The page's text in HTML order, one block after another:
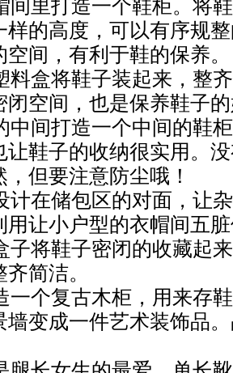
间里打造一个鞋柜。将
样的高度，可以有序规
间，有利于鞋的保养。
料盒将鞋子装起来，整
闭空间，也是保养鞋子
中间打造一个中间的鞋
让鞋子的收纳很实用。
但要注意防尘哦！
计在储包区的对面，让
用让小户型的衣帽间五
子将鞋子密闭的收藏起
简洁。
一个复古木柜，用来存
墙变成一件艺术装饰品